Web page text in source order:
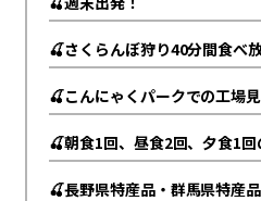
🍒さくらんぼ狩り40分間食べ
🍒こんにゃくパークでの工場
🍒朝食1回、昼食2回、夕食1
🍒長野県特産品・群馬県特産